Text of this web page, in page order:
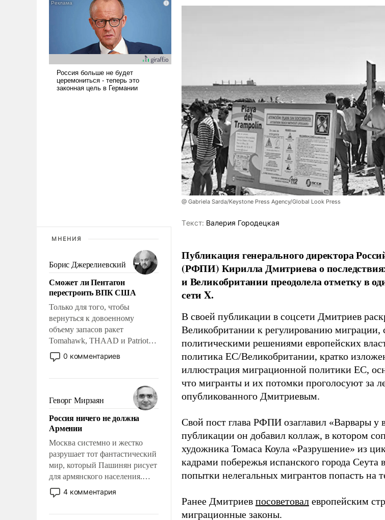
МНЕНИЯ
Борис Джерелиевский
Сможет ли Пентагон
перестроить ВПК США
Только для того, чтобы
вернуться к довоенному
объему запасов ракет
Tomahawk, THAAD и Patriot
США потребуется более трех
лет. Даже небольшая война с
Сложившаяся ситуация
означает многолетний период
уязвимости США, например,
перед Китаем.
0 комментариев
Геворг Мирзаян
Россия ничего не должна
Армении
Москва системно и жестко
разрушает тот фантастический
мир, который Пашинян рисует
для армянского населения.
Мир, где этому населению все
должны просто по
4 комментария
@ Gabriela Sarda/Keystone Press Agency/Global Look Press
Tекст: Валерия Городецкая
Публикация генерального директора
(РФПИ) Кирилла Дмитриева о
и Великобритании преодолела отметку в
сети X.
В своей публикации в соцсети Дмитриев
Великобритании к регулированию
политическими решениями европейских
политика ЕС/Великобритании, кратко
иллюстрация миграционной политики ЕС,
что мигранты и их потомки проголосуют за
опубликованного Дмитриевым.
Свой пост глава РФПИ озаглавил «Варвары у
публикации он добавил коллаж, в котором
художника Томаса Коула «Разрушение» из
кадрами побережья испанского города
попытки нелегальных мигрантов попасть на
Ранее Дмитриев посоветовал европейским
миграционные законы.